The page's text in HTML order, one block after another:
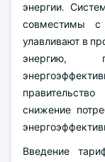
энергии.
совместимы с
улавливают в
энергию,
снижение
Введение